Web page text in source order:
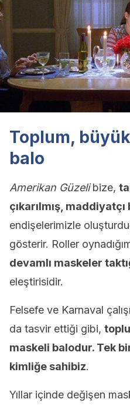
Toplum,
balo
Amerikan Güzelibize,
çıkarılmış,
endişelerimizle
gösterir. Roller
devamlı maskeler
eleştirisidir.
Felsefe ve Karnaval
da tasvir ettiği gibi,
maskeli balodur. Tek
kimliğe sahibiz.
Yıllar içinde değişen